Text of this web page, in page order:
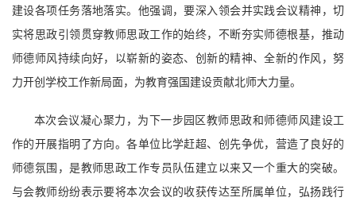
建设各项任务落地落实。他强调，要深入领会并实践会议精神，切
实将思政引领贯穿教师思政工作的始终，不断夯实师德根基，推动
师德师风持续向好，以崭新的姿态、创新的精神、全新的作风，努
力开创学校工作新局面，为教育强国建设贡献北师大力量。
本次会议凝心聚力，为下一步园区教师思政和师德师风建设工
作的开展指明了方向。各单位比学赶超、创先争优，营造了良好的
师德氛围，是教师思政工作专员队伍建立以来又一个重大的突破。
与会教师纷纷表示要将本次会议的收获传达至所属单位，弘扬践行